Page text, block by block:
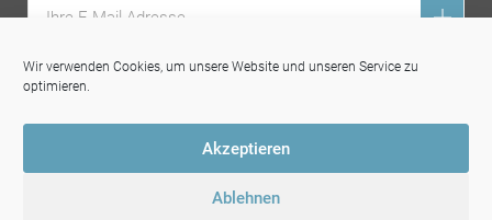
Wir verwenden Cookies, um unsere Website und unseren Service zu
optimieren.
Akzeptieren
Ablehnen
Alle Preise inkl. gesetzl. Mehrwertsteuer zzgl. Versandkosten
Versandkosten für Endkunden: bis 9€ = 3€ | bis 19€ = 2€ | bis
29€ = 1€ | ab 29€ = 0€